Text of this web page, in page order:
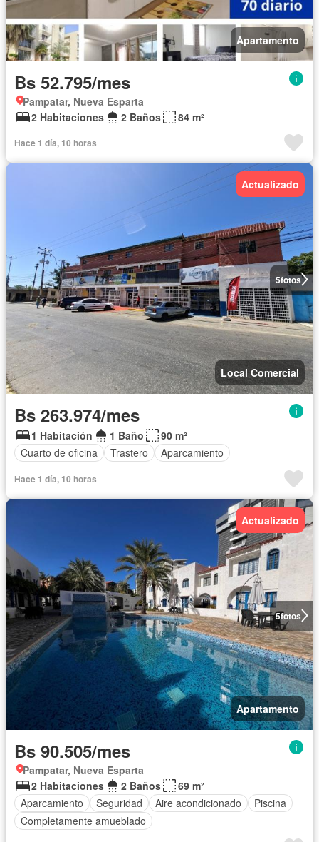
Apartamento
Bs 52.795/mes
Pampatar, Nueva Esparta
2 Habitaciones
2 Baños 84 m²
Hace 1 día, 10 horas
5fotos
Actualizado
Local Comercial
Bs 263.974/mes
1 Habitación 1 Baño
90 m²
Cuarto de oficina
Trastero Aparcamiento
Hace 1 día, 10 horas
5fotos
Actualizado
Apartamento
Bs 90.505/mes
Pampatar, Nueva Esparta
2 Habitaciones
2 Baños
69 m²
Aparcamiento
Seguridad Aire acondicionado
Piscina
Completamente amueblado